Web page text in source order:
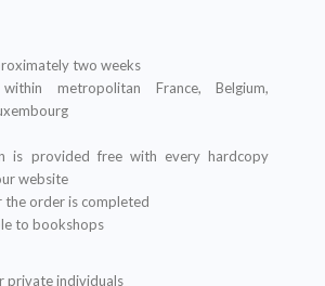
two weeks
metropolitan France, Belgium,
is provided free with every hardcopy
website
the order is completed
to bookshops
private individuals